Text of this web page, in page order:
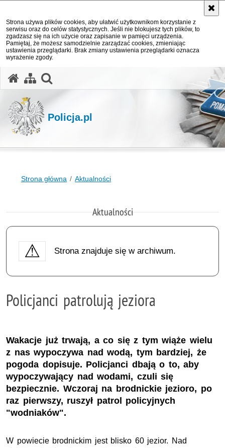
Strona używa plików cookies, aby ułatwić użytkownikom korzystanie z
serwisu oraz do celów statystycznych. Jeśli nie blokujesz tych plików, to
zgadzasz się na ich użycie oraz zapisanie w pamięci urządzenia.
Pamiętaj, że możesz samodzielnie zarządzać cookies, zmieniając
ustawienia przeglądarki. Brak zmiany ustawienia przeglądarki oznacza
wyrażenie zgody.
Policja.pl
Strona główna Aktualności
Aktualności
Strona znajduje się w archiwum.
Policjanci patrolują jeziora
Wakacje już trwają, a co się z tym wiąże wielu
z nas wypoczywa nad wodą, tym bardziej, że
pogoda dopisuje. Policjanci dbają o to, aby
wypoczywający nad wodami, czuli się
bezpiecznie. Wczoraj na brodnickie jezioro, po
raz pierwszy, ruszył patrol policyjnych
"wodniaków".
W powiecie brodnickim jest blisko 60 jezior. Nad